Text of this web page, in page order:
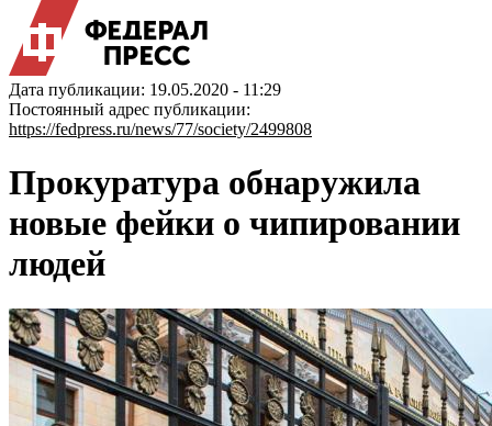
Дата публикации: 19.05.2020 - 11:29
Постоянный адрес публикации:
https://fedpress.ru/news/77/society/2499808
Прокуратура обнаружила
новые фейки о чипировании
людей